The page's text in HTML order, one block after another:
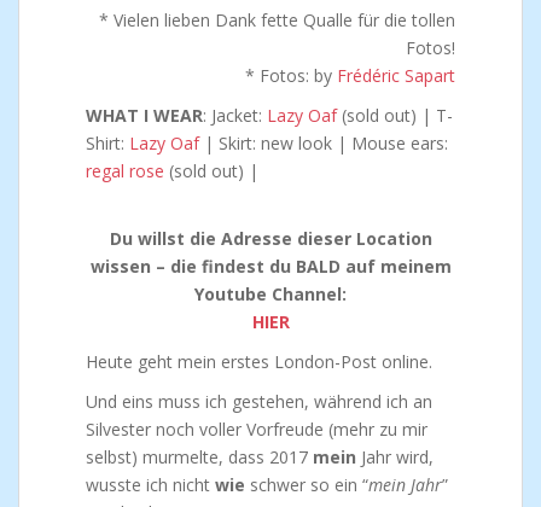
* Vielen lieben Dank fette Qualle für die tollen
Fotos!
* Fotos: by Frédéric Sapart
WHAT I WEAR: Jacket: Lazy Oaf (sold out) | T-
Shirt: Lazy Oaf | Skirt: new look | Mouse ears:
regal rose (sold out) |
Du willst die Adresse dieser Location
wissen – die findest du BALD auf meinem
Youtube Channel:
HIER
Heute geht mein erstes London-Post online.
Und eins muss ich gestehen, während ich an
Silvester noch voller Vorfreude (mehr zu mir
selbst) murmelte, dass 2017 mein Jahr wird,
wusste ich nicht wie schwer so ein “mein Jahr”